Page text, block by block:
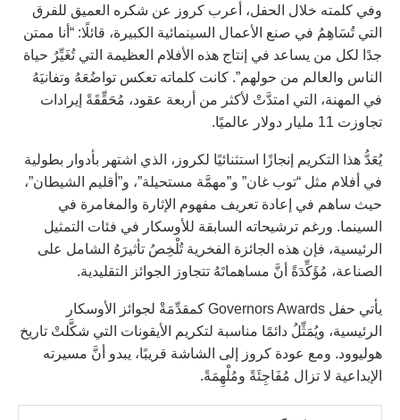
وفي كلمته خلال الحفل، أعرب كروز عن شكره العميق للفرق
التي تُسَاهِمُ في صنع الأعمال السينمائية الكبيرة، قائلًا: “أنا ممتن
جدًا لكل من يساعد في إنتاج هذه الأفلام العظيمة التي تُغَيِّرُ حياة
الناس والعالم من حولهم”. كانت كلماته تعكس تواضُعَهُ وتفانيَهُ
في المهنة، التي امتدَّتْ لأكثر من أربعة عقود، مُحَقِّقَةً إيرادات
تجاوزت 11 مليار دولار عالميًا.
يُعَدُّ هذا التكريم إنجازًا استثنائيًا لكروز، الذي اشتهر بأدوار بطولية
في أفلام مثل “توب غان” و”مهمَّة مستحيلة”، و”أقليم الشيطان”،
حيث ساهم في إعادة تعريف مفهوم الإثارة والمغامرة في
السينما. ورغم ترشيحاته السابقة للأوسكار في فئات التمثيل
الرئيسية، فإن هذه الجائزة الفخرية تُلْخِصُ تأثيرَهُ الشامل على
الصناعة، مُؤَكِّدَةً أنَّ مساهماتَهُ تتجاوز الجوائز التقليدية.
يأتي حفل Governors Awards كمقدِّمَةْ لجوائز الأوسكار
الرئيسية، ويُمَثِّلُ دائمًا مناسبة لتكريم الأيقونات التي شكَّلتْ تاريخ
هوليوود. ومع عودة كروز إلى الشاشة قريبًا، يبدو أنَّ مسيرته
الإبداعية لا تزال مُفَاجِئَةً ومُلْهِمَةً.